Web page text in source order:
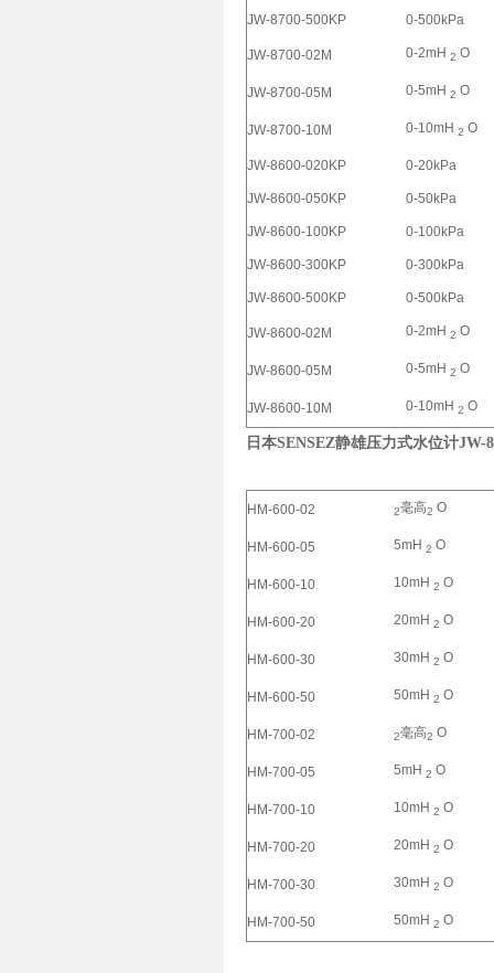
JW-8700-500KP 0-500kPa
JW-8700-02M 0-2mH 2 O
JW-8700-05M 0-5mH 2 O
JW-8700-10M 0-10mH 2 O
JW-8600-020KP 0-20kPa
JW-8600-050KP 0-50kPa
JW-8600-100KP 0-100kPa
JW-8600-300KP 0-300kPa
JW-8600-500KP 0-500kPa
JW-8600-02M 0-2mH 2 O
JW-8600-05M 0-5mH 2 O
JW-8600-10M 0-10mH 2 O
日本SENSEZ静雄压力式水位计JW-
HM-600-02 2毫高2 O
HM-600-05 5mH 2 O
HM-600-10 10mH 2 O
HM-600-20 20mH 2 O
HM-600-30 30mH 2 O
HM-600-50 50mH 2 O
HM-700-02 2毫高2 O
HM-700-05 5mH 2 O
HM-700-10 10mH 2 O
HM-700-20 20mH 2 O
HM-700-30 30mH 2 O
HM-700-50 50mH 2 O